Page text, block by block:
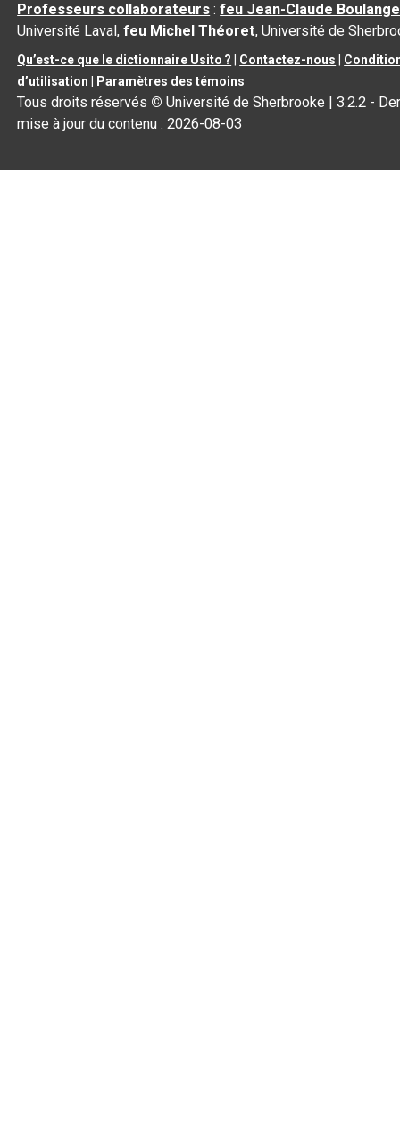
Professeurs collaborateurs :feu Jean-Claude
Université Laval,feu Michel Théoret, Université de
Qu’est-ce que le dictionnaire Usito ? Contactez-nous
d’utilisation
Paramètres des témoins
Tous droits réservés © Université de Sherbrooke |3.2.2 -
mise à jour du contenu :2026-08-03